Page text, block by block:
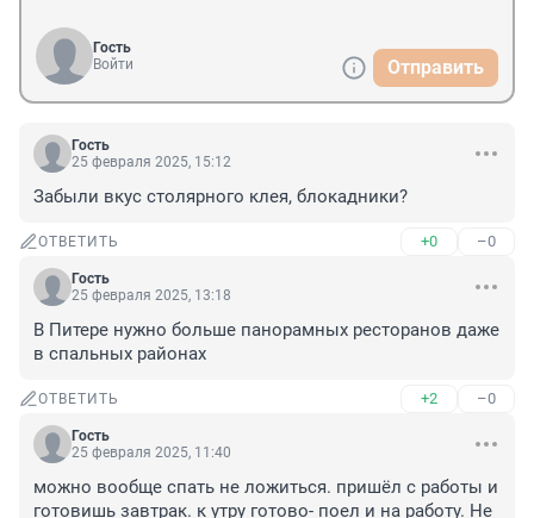
Гость
Войти
Отправить
Гость
25 февраля 2025, 15:12
Забыли вкус столярного клея, блокадники?
ОТВЕТИТЬ +0 –0
Гость
25 февраля 2025, 13:18
В Питере нужно больше панорамных ресторанов даже
в спальных районах
ОТВЕТИТЬ +2 –0
Гость
25 февраля 2025, 11:40
можно вообще спать не ложиться. пришёл с работы и
готовишь завтрак. к утру готово- поел и на работу. Не